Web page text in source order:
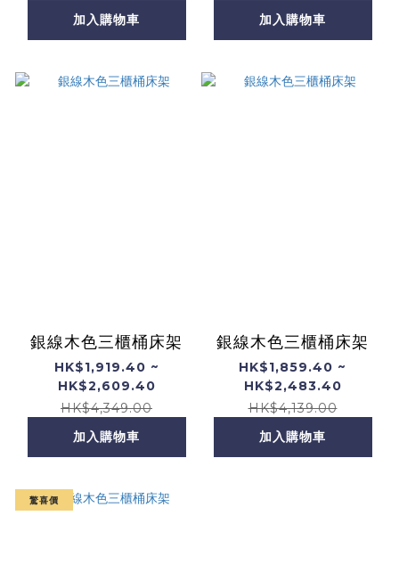
加入購物車
加入購物車
銀線木色三櫃桶床架
HK$1,919.40 ~
HK$2,609.40
HK$4,349.00
加入購物車
銀線木色三櫃桶床架
HK$1,859.40 ~
HK$2,483.40
HK$4,139.00
加入購物車
驚喜價